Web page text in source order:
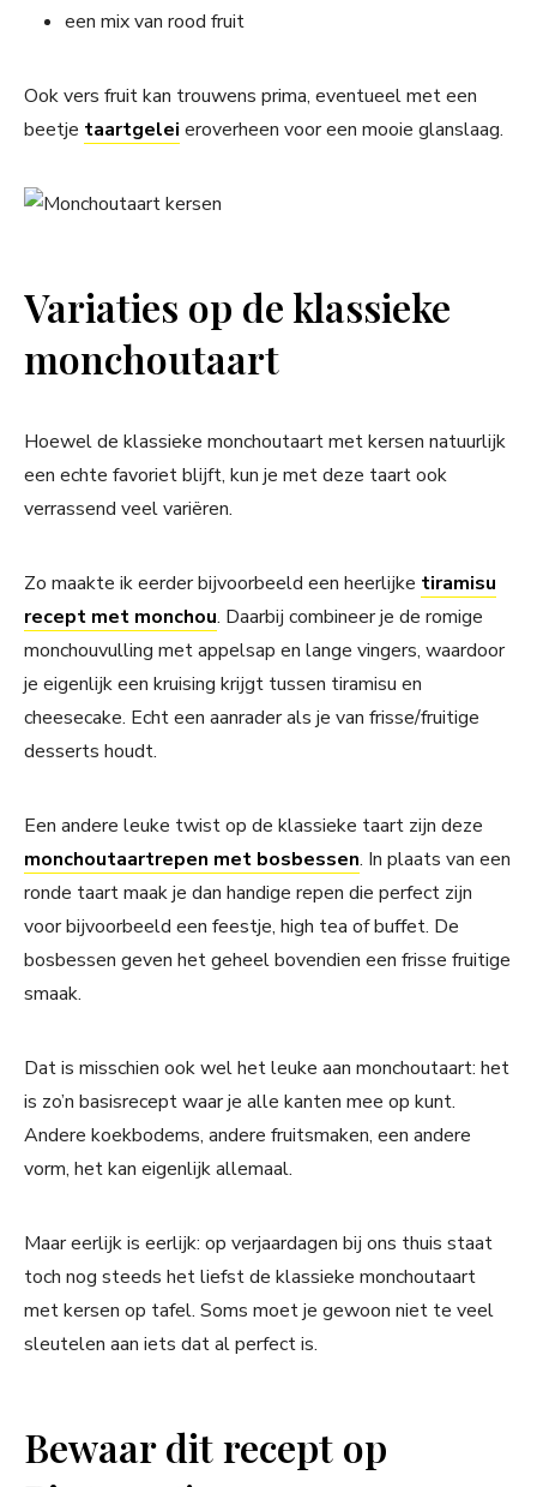
een mix van rood fruit
Ook vers fruit kan trouwens prima, eventueel met een
beetje taartgelei eroverheen voor een mooie glanslaag.
Variaties op de klassieke
monchoutaart
Hoewel de klassieke monchoutaart met kersen natuurlijk
een echte favoriet blijft, kun je met deze taart ook
verrassend veel variëren.
Zo maakte ik eerder bijvoorbeeld een heerlijke tiramisu
recept met monchou. Daarbij combineer je de romige
monchouvulling met appelsap en lange vingers, waardoor
je eigenlijk een kruising krijgt tussen tiramisu en
cheesecake. Echt een aanrader als je van frisse/fruitige
desserts houdt.
Een andere leuke twist op de klassieke taart zijn deze
monchoutaartrepen met bosbessen. In plaats van een
ronde taart maak je dan handige repen die perfect zijn
voor bijvoorbeeld een feestje, high tea of buffet. De
bosbessen geven het geheel bovendien een frisse fruitige
smaak.
Dat is misschien ook wel het leuke aan monchoutaart: het
is zo’n basisrecept waar je alle kanten mee op kunt.
Andere koekbodems, andere fruitsmaken, een andere
vorm, het kan eigenlijk allemaal.
Maar eerlijk is eerlijk: op verjaardagen bij ons thuis staat
toch nog steeds het liefst de klassieke monchoutaart
met kersen op tafel. Soms moet je gewoon niet te veel
sleutelen aan iets dat al perfect is.
Bewaar dit recept op